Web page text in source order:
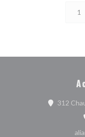
1
312